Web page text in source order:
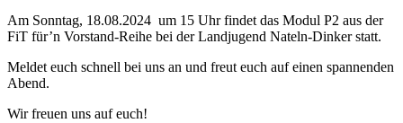
Am Sonntag, 18.08.2024 um 15 Uhr findet das Modul P2 aus der
FiT für’n Vorstand-Reihe bei der Landjugend Nateln-Dinker statt.
Meldet euch schnell bei uns an und freut euch auf einen spannenden
Abend.
Wir freuen uns auf euch!